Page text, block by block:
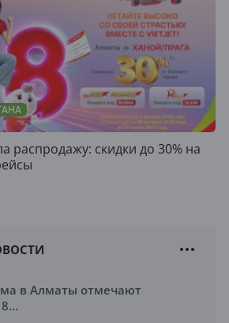
распродажу: скидки до 30% на
в Алматы отмечают